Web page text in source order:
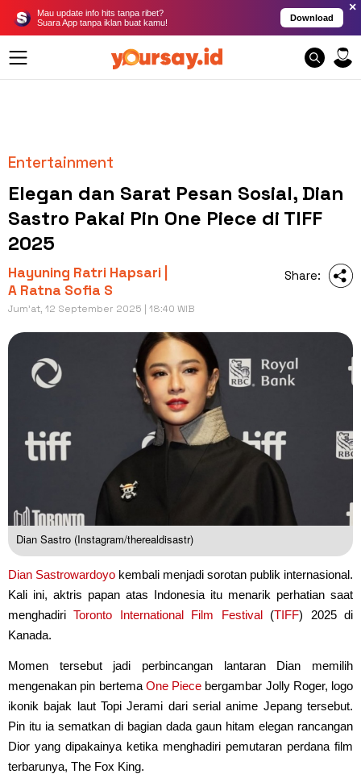
Mau update info hits tanpa ribet?
Suara App tanpa iklan buat kamu!
Download
×
Entertainment
Elegan dan Sarat Pesan Sosial, Dian
Sastro Pakai Pin One Piece di TIFF
2025
Hayuning Ratri Hapsari |
A Ratna Sofia S
Jum'at, 12 September 2025 | 18:40 WIB
Share:
Dian Sastro (Instagram/therealdisastr)
Dian Sastrowardoyo kembali menjadi sorotan publik internasional.
Kali ini, aktris papan atas Indonesia itu menarik perhatian saat
menghadiriToronto International Film Festival(TIFF) 2025 di
Kanada.
Momen tersebut jadi perbincangan lantaran Dian memilih
mengenakan pin bertema One Piece bergambar Jolly Roger, logo
ikonik bajak laut Topi Jerami dari serial anime Jepang tersebut.
Pin itu ia sematkan di bagian dada gaun hitam elegan rancangan
Dior yang dipakainya ketika menghadiri pemutaran perdana film
terbarunya, The Fox King.